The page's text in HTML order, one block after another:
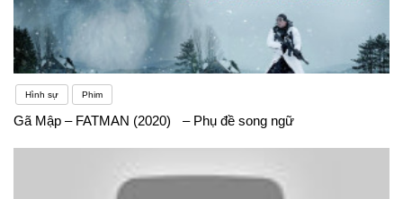
Hình sự Phim
Gã Mập – FATMAN (2020) – Phụ đề song ngữ